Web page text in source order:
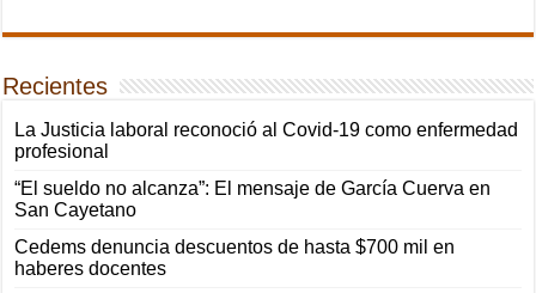
Recientes
La Justicia laboral reconoció al Covid-19 como enfermedad
profesional
“El sueldo no alcanza”: El mensaje de García Cuerva en
San Cayetano
Cedems denuncia descuentos de hasta $700 mil en
haberes docentes